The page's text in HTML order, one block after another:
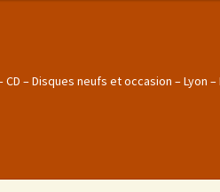
CD – Disques neufs et occasion – Lyon –
Mon compteContact
Mon compteContact